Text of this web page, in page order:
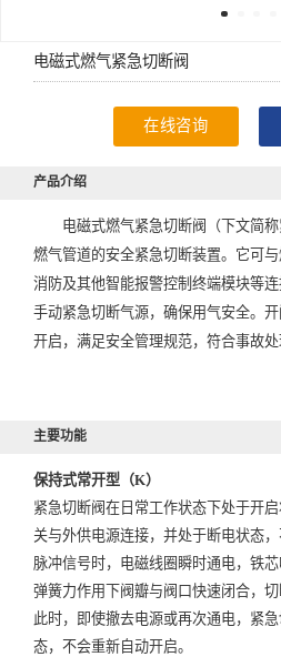
电磁式燃气紧急切断阀
在线咨询
产品介绍
电磁式燃气紧急切断阀（下文简
燃气管道的安全紧急切断装置。它可
消防及其他智能报警控制终端模块等
手动紧急切断气源，确保用气安全。
开启，满足安全管理规范，符合事故处
主要功能
保持式常开型（K）
紧急切断阀在日常工作状态下处于开
关与外供电源连接，并处于断电状态
脉冲信号时，电磁线圈瞬时通电，铁
弹簧力作用下阀瓣与阀口快速闭合，切
此时，即使撤去电源或再次通电，紧
态，不会重新自动开启。